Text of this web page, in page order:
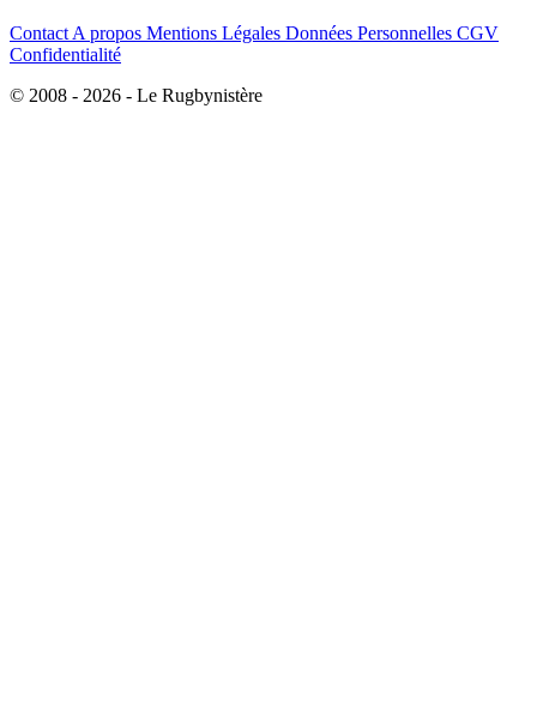
Contact A propos Mentions Légales Données Personnelles CGV
Confidentialité
© 2008 - 2026 - Le Rugbynistère